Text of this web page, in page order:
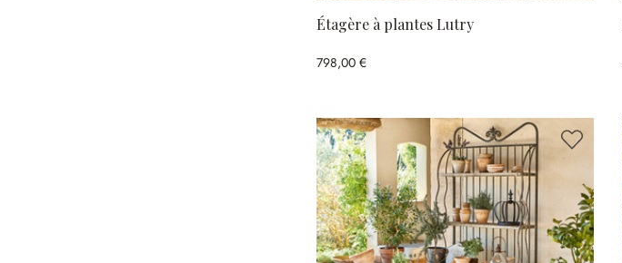
Étagère à plantes Lutry
798,00 €